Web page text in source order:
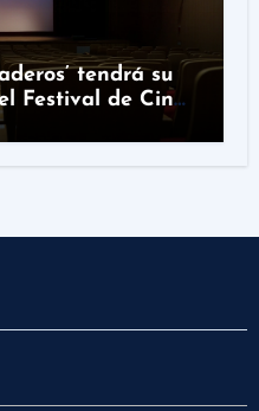
tendrá su
Festival de Cine